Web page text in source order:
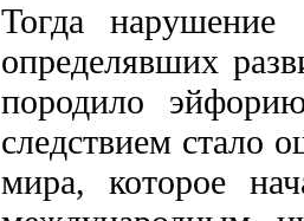
Тогда
определявших
породило
следствием стало
мира, которое